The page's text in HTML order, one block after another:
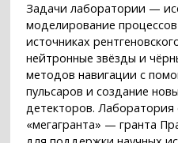
Задачи лаборатории —
моделирование
источниках
нейтронные звёзды и
методов навигации с
пульсаров и создание
детекторов. Лаборатория
«мегагранта» — гранта